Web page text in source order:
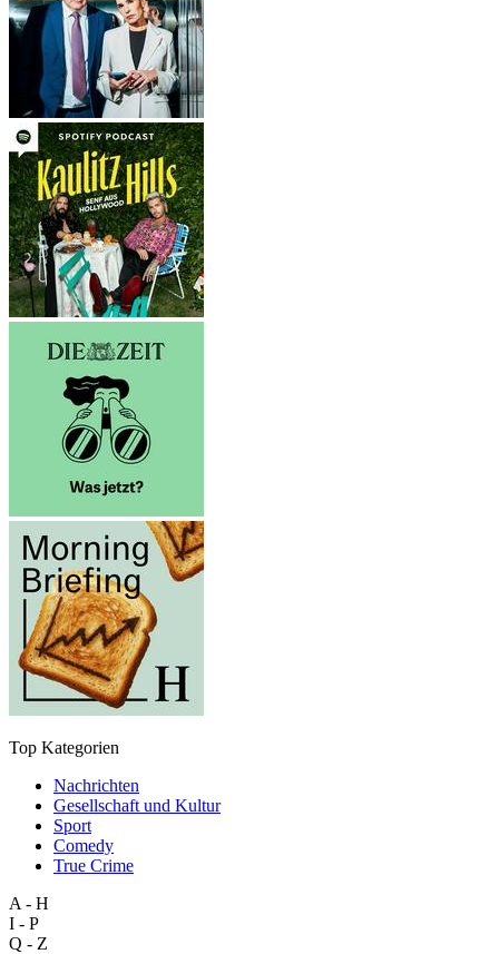
Top Kategorien
Nachrichten
Gesellschaft und Kultur
Sport
Comedy
True Crime
A - H
I - P
Q - Z